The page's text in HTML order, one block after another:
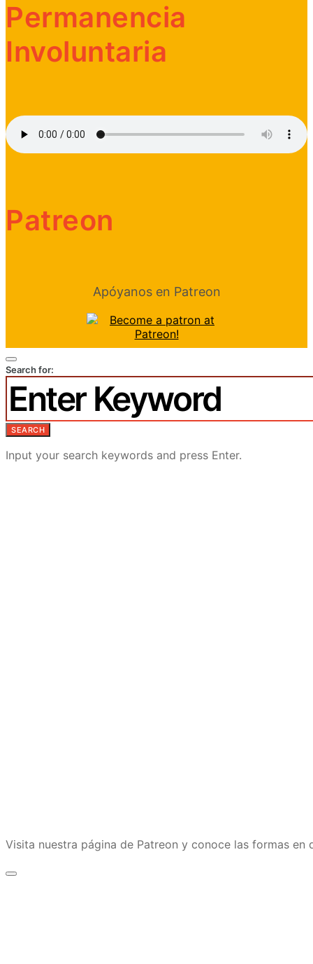
Permanencia
Involuntaria
Patreon
Apóyanos en Patreon
Search for:
SEARCH
Input your search keywords and press Enter.
Visita nuestra página de Patreon y conoce las formas en